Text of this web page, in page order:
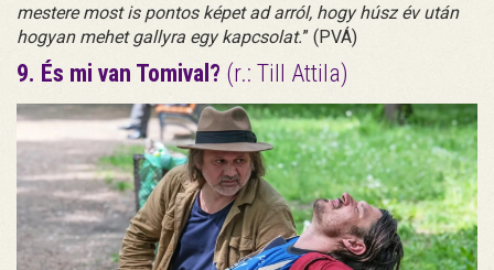
mestere most is pontos képet ad arról, hogy húsz év után
hogyan mehet gallyra egy kapcsolat.” (PVÁ)
9. És mi van Tomival? (r.: Till Attila)